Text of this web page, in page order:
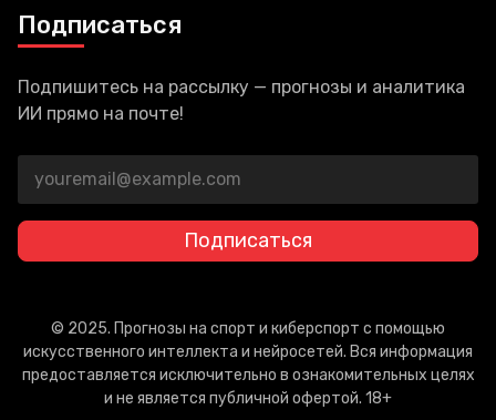
Подписаться
Подпишитесь на рассылку — прогнозы и аналитика
ИИ прямо на почте!
Подписаться
© 2025. Прогнозы на спорт и киберспорт с помощью
искусственного интеллекта и нейросетей. Вся информация
предоставляется исключительно в ознакомительных целях
и не является публичной офертой. 18+